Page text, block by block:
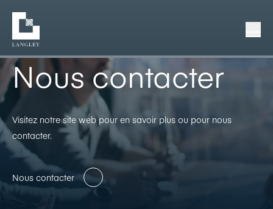
Nous contacter
Visitez notre site web pour en savoir plus ou pour nous
contacter.
Nous contacter